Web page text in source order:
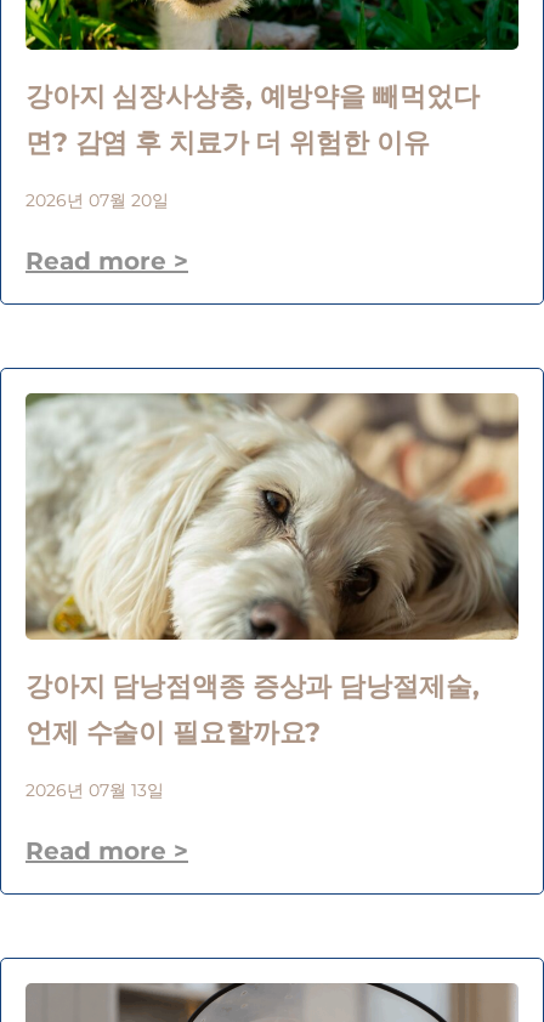
강아지 심장사상충, 예방약을 빼먹었다
면? 감염 후 치료가 더 위험한 이유
2026년 07월 20일
Read more >
강아지 담낭점액종 증상과 담낭절제술,
언제 수술이 필요할까요?
2026년 07월 13일
Read more >